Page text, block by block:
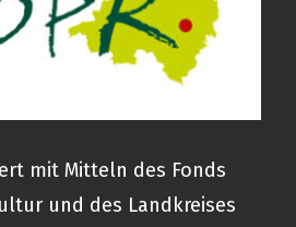
mit Mitteln des Fonds
und des Landkreises